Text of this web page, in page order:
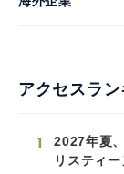
アクセスラ
1
2027年夏
リスティ